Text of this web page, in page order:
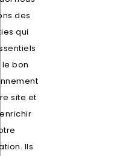
des
qui
bon
site et
Ils